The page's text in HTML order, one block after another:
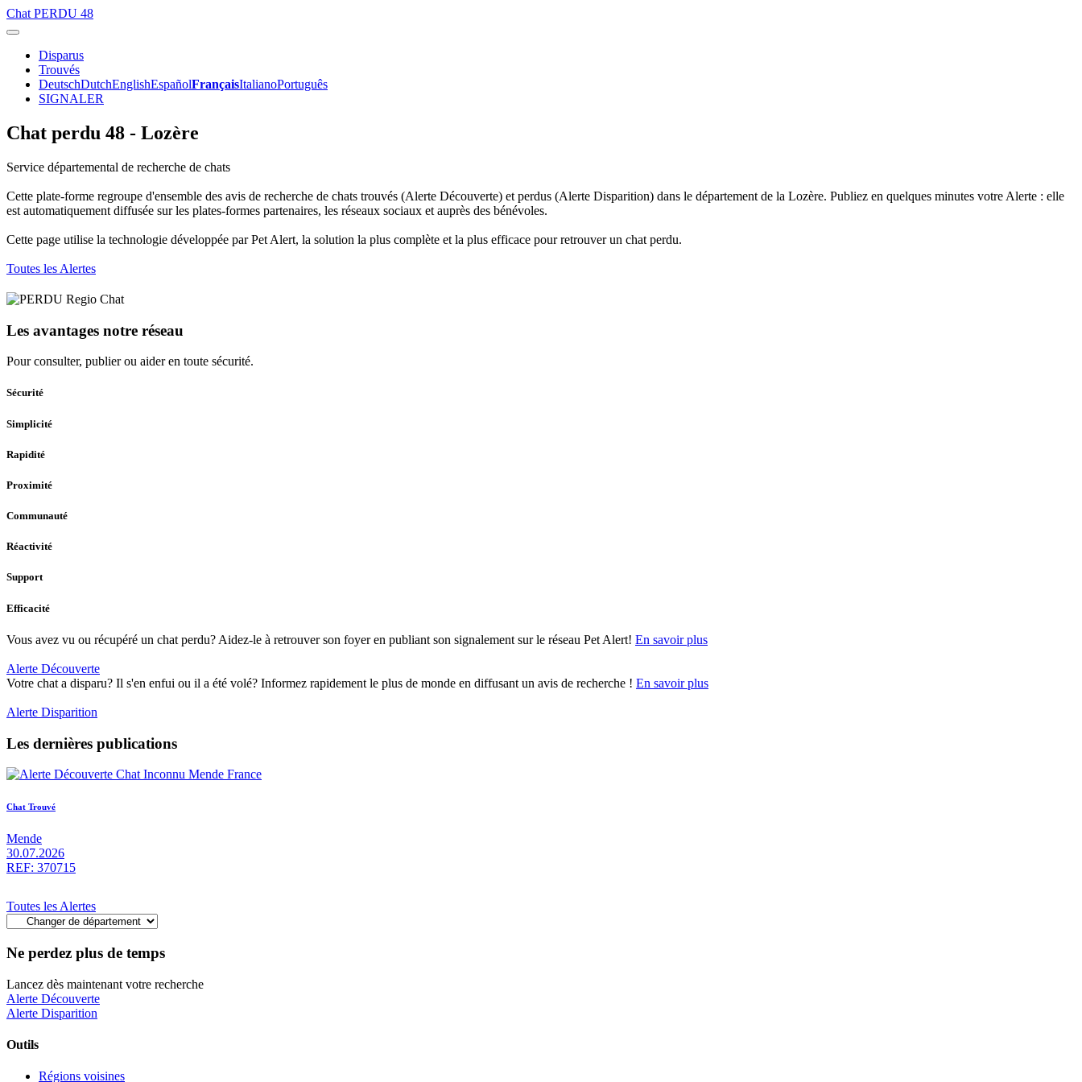
Chat PERDU 48
Disparus
Trouvés
DeutschDutchEnglishEspañolFrançaisItalianoPortuguês
SIGNALER
Chat perdu 48 - Lozère
Service départemental de recherche de chats
Cette plate-forme regroupe d'ensemble des avis de recherche de chats trouvés (Alerte Découverte) et perdus (Alerte Disparition) dans le département de la Lozère. Publiez en quelques minutes votre Alerte : elle
est automatiquement diffusée sur les plates-formes partenaires, les réseaux sociaux et auprès des bénévoles.
Cette page utilise la technologie développée par Pet Alert, la solution la plus complète et la plus efficace pour retrouver un chat perdu.
Toutes les Alertes
Les avantages notre réseau
Pour consulter, publier ou aider en toute sécurité.
Sécurité
Simplicité
Rapidité
Proximité
Communauté
Réactivité
Support
Efficacité
Vous avez vu ou récupéré un chat perdu? Aidez-le à retrouver son foyer en publiant son signalement sur le réseau Pet Alert! En savoir plus
Alerte Découverte
Votre chat a disparu? Il s'en enfui ou il a été volé? Informez rapidement le plus de monde en diffusant un avis de recherche ! En savoir plus
Alerte Disparition
Les dernières publications
Chat Trouvé
Mende
30.07.2026
REF: 370715
Toutes les Alertes
Ne perdez plus de temps
Lancez dès maintenant votre recherche
Alerte Découverte
Alerte Disparition
Outils
Régions voisines